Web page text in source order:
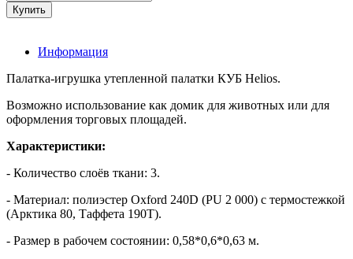
Информация
Палатка-игрушка утепленной палатки КУБ Helios.
Возможно использование как домик для животных или для
оформления торговых площадей.
Характеристики:
- Количество слоёв ткани: 3.
- Материал: полиэстер Oxford 240D (PU 2 000) с термостежкой
(Арктика 80, Таффета 190Т).
- Размер в рабочем состоянии: 0,58*0,6*0,63 м.